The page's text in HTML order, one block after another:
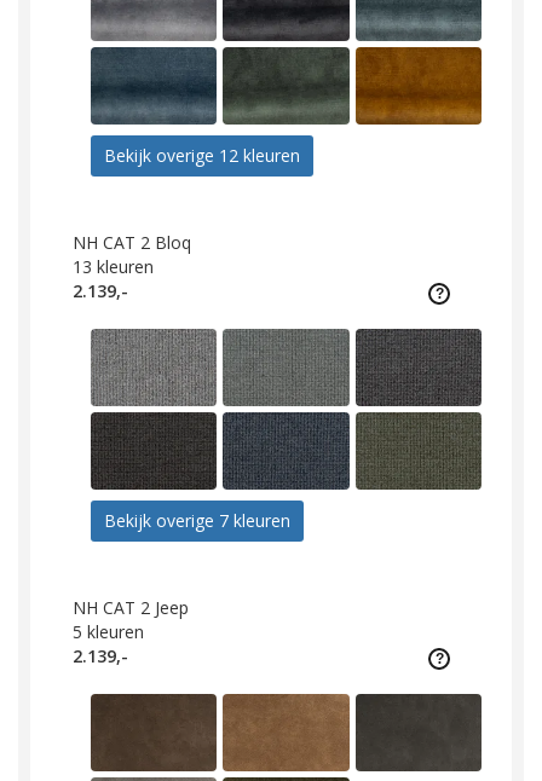
Bekijk overige 12 kleuren
NH CAT 2 Bloq
13 kleuren
2.139,-
Bekijk overige 7 kleuren
NH CAT 2 Jeep
5 kleuren
2.139,-